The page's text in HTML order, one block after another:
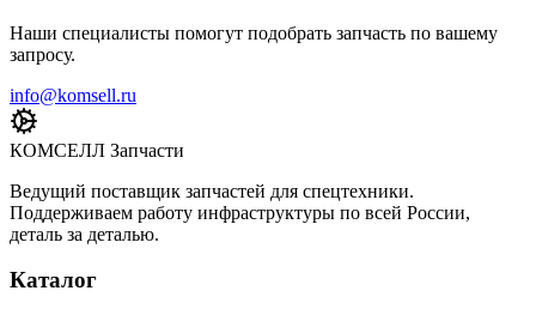
Наши специалисты помогут подобрать запчасть по вашему
запросу.
info@komsell.ru
КОМСЕЛЛ Запчасти
Ведущий поставщик запчастей для спецтехники.
Поддерживаем работу инфраструктуры по всей России,
деталь за деталью.
Каталог